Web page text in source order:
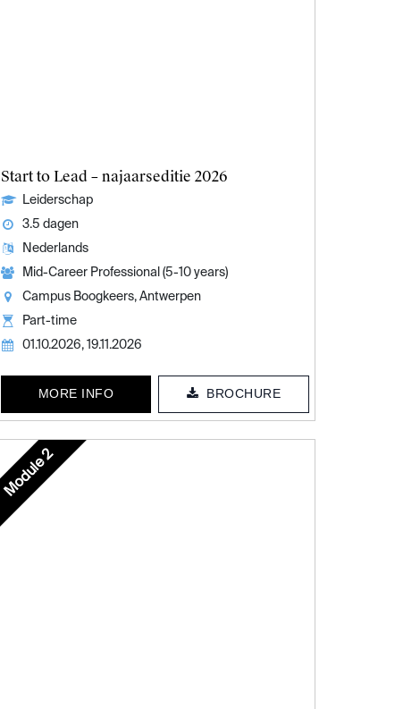
Start to Lead – najaarseditie 2026
Leiderschap
3.5 dagen
Nederlands
Mid-Career Professional (5-10 years)
Campus Boogkeers, Antwerpen
Part-time
01.10.2026, 19.11.2026
MORE INFO BROCHURE
Module 2